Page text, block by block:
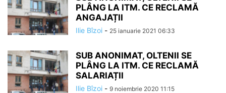
PLÂNG LA ITM. CE RECLAMĂ
ANGAJAȚII
Ilie Bîzoi - 25 ianuarie 2021 06:33
SUB ANONIMAT, OLTENII SE
PLÂNG LA ITM. CE RECLAMĂ
SALARIAȚII
Ilie Bîzoi - 9 noiembrie 2020 11:15